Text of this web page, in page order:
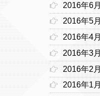
2016年6月
2016年5月
2016年4月
2016年3月
2016年2月
2016年1月